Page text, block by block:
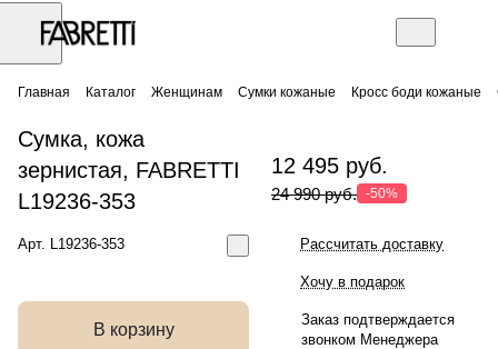
Главная Каталог Женщинам Сумки кожаные Кросс боди кожаные
Сумка, кожа
зернистая, FABRETTI
L19236-353
Арт. L19236-353
В корзину
12 495 руб.
24 990 руб. -50%
Рассчитать доставку
Хочу в подарок
Заказ подтверждается
звонком Менеджера